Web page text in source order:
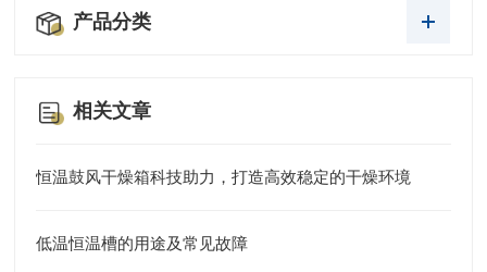
产品分类
相关文章
恒温鼓风干燥箱科技助力，打造高效稳定的干燥环境
低温恒温槽的用途及常见故障